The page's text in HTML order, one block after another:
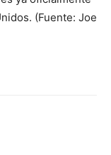
(Fuente: Joe